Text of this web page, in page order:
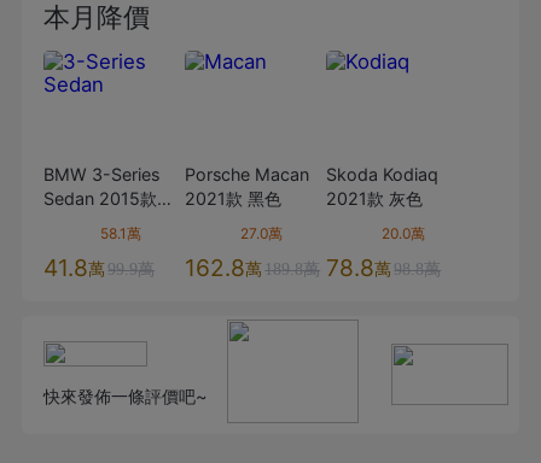
本月降價
BMW 3-Series
Sedan 2015款
58.1萬
41.8萬99.9萬
Porsche Macan
2021款 黑色
27.0萬
162.8萬189.8萬
Skoda Kodiaq
2021款 灰色
20.0萬
78.8萬98.8萬
快來發佈一條評價吧~